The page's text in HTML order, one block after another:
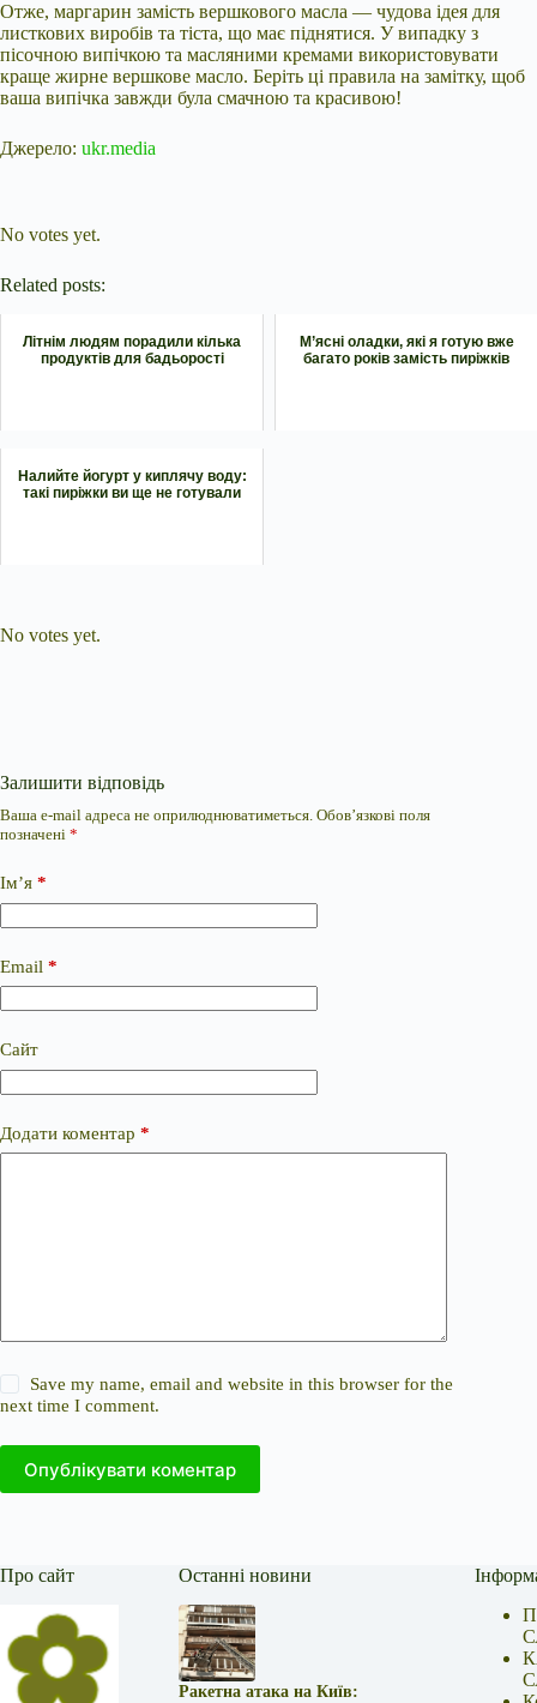
Отже, маргарин замість вершкового масла — чудова ідея для
листкових виробів та тіста, що має піднятися. У випадку з
пісочною випічкою та масляними кремами використовувати
краще жирне вершкове масло. Беріть ці правила на замітку, щоб
ваша випічка завжди була смачною та красивою!
Джерело: ukr.media
No votes yet.
Related posts:
Літнім людям порадили кілька
продуктів для бадьорості
М’ясні оладки, які я готую вже
багато років замість пиріжків
Налийте йогурт у киплячу воду:
такі пиріжки ви ще не готували
No votes yet.
Залишити відповідь
Ваша e-mail адреса не оприлюднюватиметься. Обов’язкові поля
позначені *
Ім’я *
Email *
Сайт
Додати коментар *
Save my name, email and website in this browser for the
next time I comment.
Опублікувати коментар
Про сайт Останні новини
Ракетна атака на Київ: